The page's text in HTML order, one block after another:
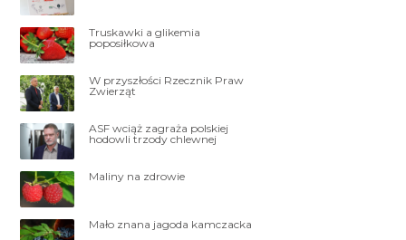
Truskawki a glikemia
poposiłkowa
W przyszłości Rzecznik Praw
Zwierząt
ASF wciąż zagraża polskiej
hodowli trzody chlewnej
Maliny na zdrowie
Mało znana jagoda kamczacka